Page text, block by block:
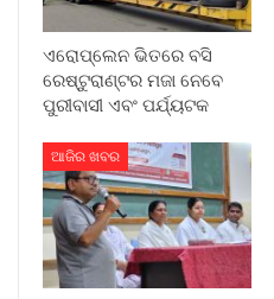
ଏରୋପ୍ଲେନ ଭିତରେ ବସି
ରେଷ୍ଟୁରାଣ୍ଟର ମଜା ନେବେ
ପୁରୀବାସୀ ଏବଂ ପର୍ଯ୍ୟଟକ
ଆଜିର ଖବର